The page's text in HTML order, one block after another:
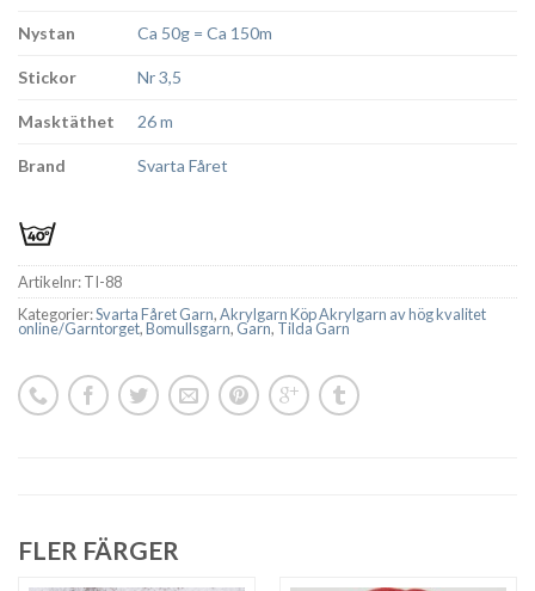
Nystan Ca 50g = Ca 150m
Stickor Nr 3,5
Masktäthet 26 m
Brand Svarta Fåret
Artikelnr:TI-88
Kategorier:Svarta Fåret Garn,Akrylgarn Köp Akrylgarn av hög kvalitet
online/Garntorget,Bomullsgarn, Garn, Tilda Garn
FLER FÄRGER